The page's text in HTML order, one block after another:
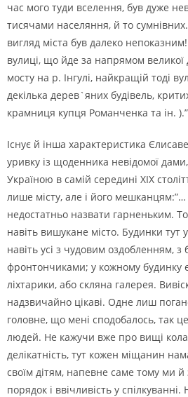
час мого туди вселення, був дуже
тисячами населяння, й то
вигляд мiста був далеко
вулицi, що йде за напрямом великої
мосту на р. Iнгулi, найкращiй тодi
декiлька дерев`яних будiвель,
крамниця купця Романченка та iн. ).”
Iснує й iнша характеристика
уривку iз щоденника невiдомої
Україною в самiй серединi ХIХ
лише мiсту, але i його мешканцям:”…
недостатньо назвати гарненьким.
навiть вишукане мiсто. Будинки тут
навiть усi з чудовим оздобленням, з
фронтончиками; у кожному будинку
лiхтарики, або скляна галерея.
надзвичайно цiкавi. Одне лиш
головне, що менi сподобалось, так
людей. Не кажучи вже про вищi
делiкатнiсть, тут кожен мiщанин
своїм дiтям, напевне саме тому ми й
порядок i ввiчливiсть у спiлкуваннi.